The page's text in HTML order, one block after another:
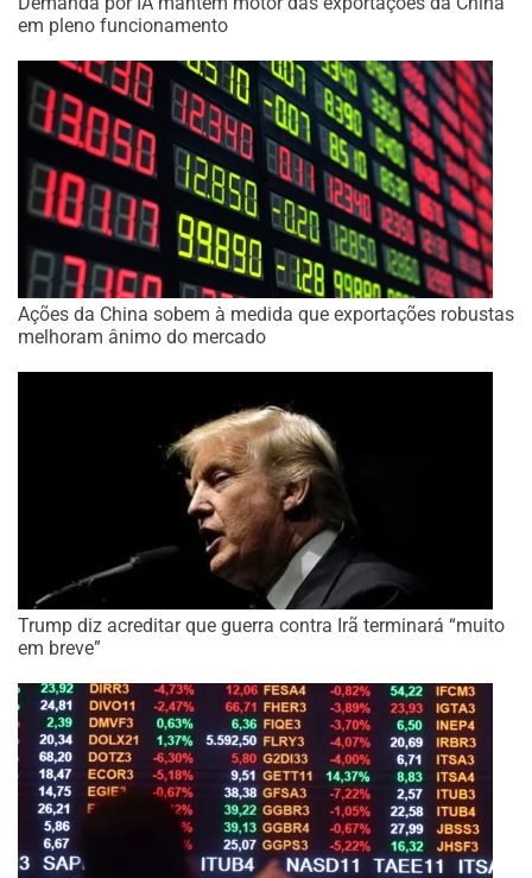
em pleno funcionamento
Ações da China sobem à medida que exportações robustas
melhoram ânimo do mercado
Trump diz acreditar que guerra contra Irã terminará “muito
em breve”